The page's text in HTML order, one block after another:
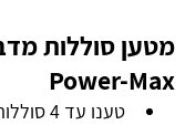
Power-Max